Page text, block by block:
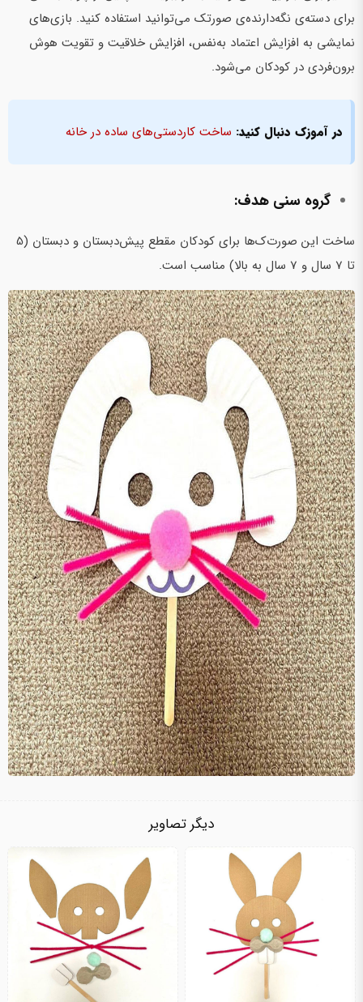
برای دسته‌ی نگه‌دارنده‌ی صورتک می‌توانید استفاده کنید. بازی‌های
نمایشی به افزایش اعتماد به‌نفس، افزایش خلاقیت و تقویت هوش
برون‌فردی در کودکان می‌شود.
در آموزک دنبال کنید: ساخت کاردستی‌های ساده در خانه
گروه سنی هدف:
ساخت این صورت‌ک‌ها برای کودکان مقطع پیش‌دبستان و دبستان (5
تا 7 سال و 7 سال به بالا) مناسب است.
دیگر تصاویر